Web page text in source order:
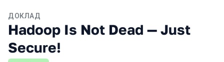
ДОКЛАД
Hadoop Is Not Dead — Just
Secure!